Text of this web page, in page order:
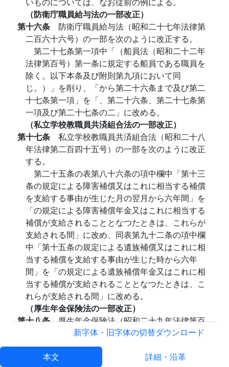
（防衛庁職員給与法の一部改正）
第十六条 防衛庁職員給与法（昭和二十七年法律第
二百六十六号）の一部を次のように改正する。
第二十七条第一項中「（船員法（昭和二十二年
法律第百号）第一条に規定する船員である職員を
除く。以下本条及び附則第九項において同
じ。）」を削り、「から第二十六条まで及び第二
十七条第一項」を「、第二十六条、第二十七条第
一項及び第二十七条の二」に改める。
（私立学校教職員共済組合法の一部改正）
第十七条 私立学校教職員共済組合法（昭和二十八
年法律第二百四十五号）の一部を次のように改正
する。
第二十五条の表第八十六条の項中欄中「第十三
条の規定による障害補償又はこれに相当する補償
を支給する事由が生じた月の翌月から六年間」を
「の規定による障害補償年金又はこれに相当する
補償が支給されることとなつたときは、これらが
支給される間」に改め、同表第九十二条の項中欄
中「第十五条の規定による遺族補償又はこれに相
当する補償を支給する事由が生じた時から六年
間」を「の規定による遺族補償年金又はこれに相
当する補償が支給されることとなつたときは、こ
れらが支給される間」に改める。
（厚生年金保険法の一部改正）
第十八条厚生年金保険法（昭和二十九年法律第百
十五号）の一部を次のように改正する。
第五十四条中「国家公務員災害補償法（昭和二
十六年法律第百九十一号）第十三条（他の法律に
新字体・旧字体の切替ダウンロード
本文 詳細・沿革